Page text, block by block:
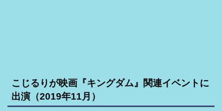
こじるりが映画『キングダム』関連イベントに
出演（2019年11月）